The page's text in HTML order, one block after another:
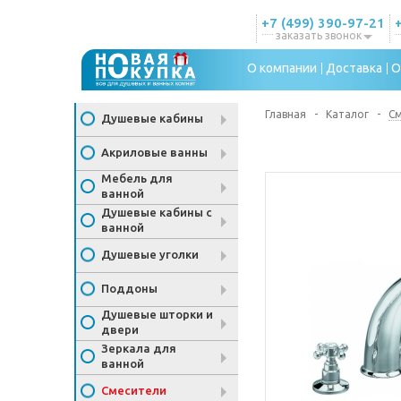
+7 (499) 390-97-21
заказать звонок
О компании Доставка
Душевые кабины
Акриловые ванны
Мебель для
ванной
Душевые кабины с
ванной
Душевые уголки
Поддоны
Душевые шторки и
двери
Зеркала для
ванной
Смесители
Главная - Каталог -